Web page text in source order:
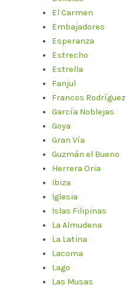
El Carmen
Embajadores
Esperanza
Estrecho
Estrella
Fanjul
Francos Rodríguez
García Noblejas
Goya
Gran Vía
Guzmán el Bueno
Herrera Oria
Ibiza
Iglesia
Islas Filipinas
La Almudena
La Latina
Lacoma
Lago
Las Musas